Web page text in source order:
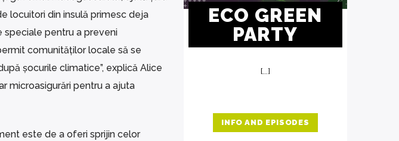
locuitori din insulă primesc deja
speciale pentru a preveni
comunităților locale să se
șocurile climatice”, explică Alice
microasigurări pentru a ajuta
este de a oferi sprijin celor
ECO GREEN
PARTY
[...]
INFO AND EPISODES